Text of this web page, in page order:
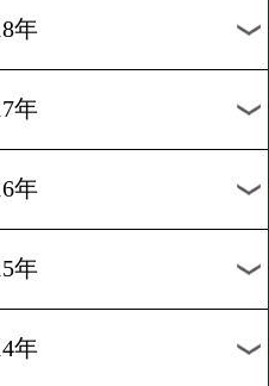
2025年
2024年
2023年
2022年